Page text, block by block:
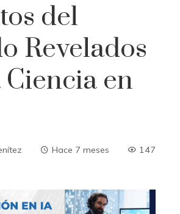
del
Revelados
en
Hace 7 meses 147